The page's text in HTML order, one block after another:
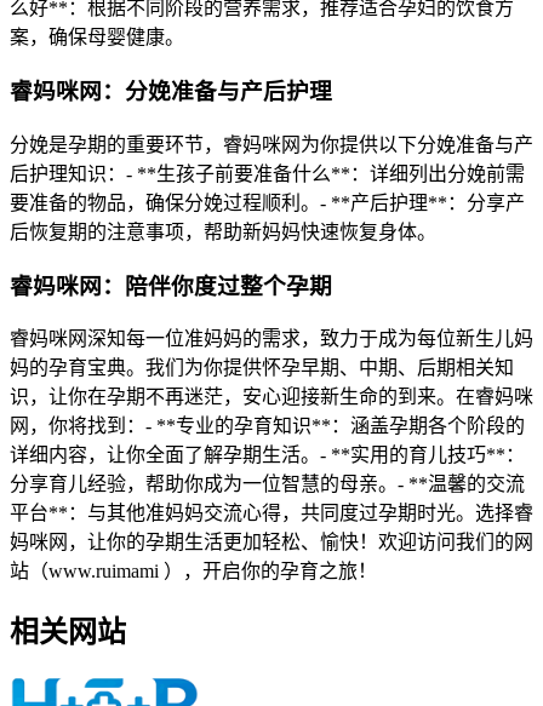
么好**：根据不同阶段的营养需求，推荐适合孕妇的饮食方
案，确保母婴健康。
睿妈咪网：分娩准备与产后护理
分娩是孕期的重要环节，睿妈咪网为你提供以下分娩准备与产
后护理知识：- **生孩子前要准备什么**：详细列出分娩前需
要准备的物品，确保分娩过程顺利。- **产后护理**：分享产
后恢复期的注意事项，帮助新妈妈快速恢复身体。
睿妈咪网：陪伴你度过整个孕期
睿妈咪网深知每一位准妈妈的需求，致力于成为每位新生儿妈
妈的孕育宝典。我们为你提供怀孕早期、中期、后期相关知
识，让你在孕期不再迷茫，安心迎接新生命的到来。在睿妈咪
网，你将找到：- **专业的孕育知识**：涵盖孕期各个阶段的
详细内容，让你全面了解孕期生活。- **实用的育儿技巧**：
分享育儿经验，帮助你成为一位智慧的母亲。- **温馨的交流
平台**：与其他准妈妈交流心得，共同度过孕期时光。选择睿
妈咪网，让你的孕期生活更加轻松、愉快！欢迎访问我们的网
站（www.ruimami ），开启你的孕育之旅！
相关网站